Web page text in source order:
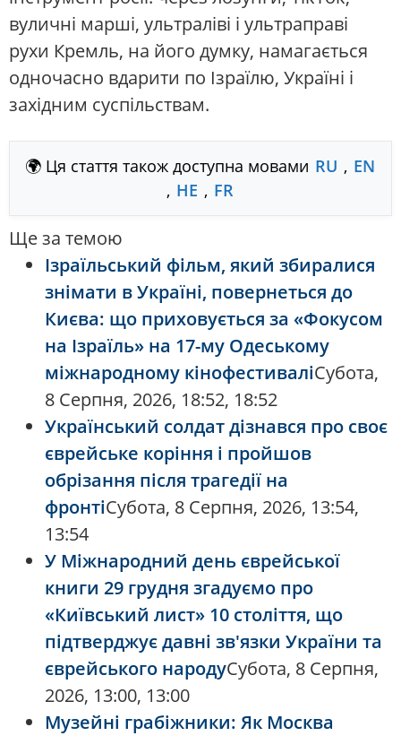
вуличні марші, ультраліві і ультраправі
рухи Кремль, на його думку, намагається
одночасно вдарити по Ізраїлю, Україні і
західним суспільствам.
🌍 Ця стаття також доступна мовами RU , EN
, HE , FR
Ще за темою
Ізраїльський фільм, який збиралися
знімати в Україні, повернеться до
Києва: що приховується за «Фокусом
на Ізраїль» на 17-му Одеському
міжнародному кінофестиваліСубота,
8 Серпня, 2026, 18:52, 18:52
Український солдат дізнався про своє
єврейське коріння і пройшов
обрізання після трагедії на
фронтіСубота, 8 Серпня, 2026, 13:54,
13:54
У Міжнародний день єврейської
книги 29 грудня згадуємо про
«Київський лист» 10 століття, що
підтверджує давні зв'язки України та
єврейського народуСубота, 8 Серпня,
2026, 13:00, 13:00
Музейні грабіжники: Як Москва